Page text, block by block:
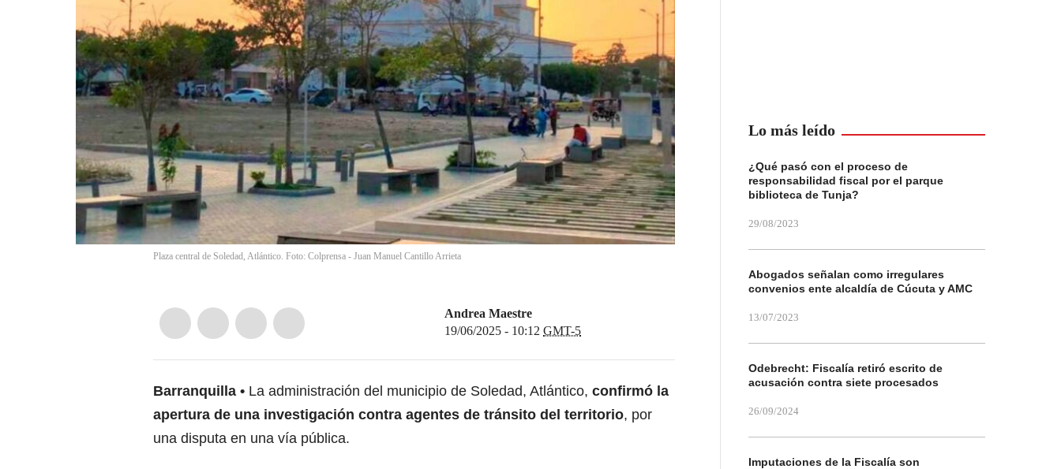
Plaza central de Soledad, Atlántico. Foto: Colprensa - Juan Manuel Cantillo Arrieta
Andrea Maestre
19/06/2025 - 10:12 GMT-5
Barranquilla La administración del municipio de Soledad, Atlántico, confirmó la
apertura de una investigación contra agentes de tránsito del territorio, por
una disputa en una vía pública.
Lo más leído
¿Qué pasó con el proceso de
responsabilidad fiscal por el parque
biblioteca de Tunja?
29/08/2023
Abogados señalan como irregulares
convenios ente alcaldía de Cúcuta y AMC
13/07/2023
Odebrecht: Fiscalía retiró escrito de
acusación contra siete procesados
26/09/2024
Imputaciones de la Fiscalía son